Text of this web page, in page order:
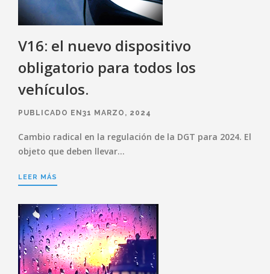
V16: el nuevo dispositivo
obligatorio para todos los
vehículos.
PUBLICADO EN31 MARZO, 2024
Cambio radical en la regulación de la DGT para 2024. El
objeto que deben llevar…
LEER MÁS